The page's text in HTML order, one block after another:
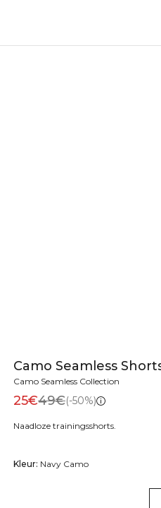
Camo Seamless
Camo Seamless Collection
25€49€(-50%)
Naadloze trainingsshorts.
Kleur: Navy Camo